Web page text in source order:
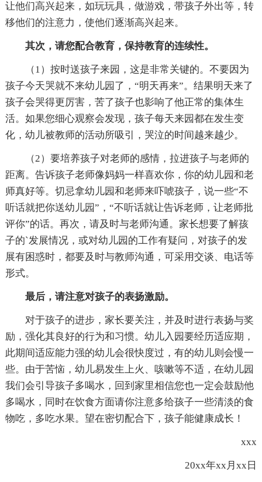
让他们高兴起来，如玩玩具，做游戏，带孩子外出等，转
移他们的注意力，使他们逐渐高兴起来。
其次，请您配合教育，保持教育的连续性。
（1）按时送孩子来园，这是非常关键的。不要因为
孩子今天哭就不来幼儿园了，“明天再来”。结果明天来了
孩子会哭得更厉害，苦了孩子也影响了他正常的集体生
活。如果您细心观察会发现，孩子每天来园都在发生变
化，幼儿被教师的活动所吸引，哭泣的时间越来越少。
（2）要培养孩子对老师的感情，拉进孩子与老师的
距离。告诉孩子老师像妈妈一样喜欢你，你的幼儿园和老
师真好等。切忌拿幼儿园和老师来吓唬孩子，说一些“不
听话就把你送幼儿园”，“不听话就让告诉老师，让老师批
评你”的话。再次，请及时与老师沟通。家长想要了解孩
子的`发展情况，或对幼儿园的工作有疑问，对孩子的发
展有困惑时，都要及时与教师沟通，可采用交谈、电话等
形式。
最后，请注意对孩子的表扬激励。
对于孩子的进步，家长要关注，并及时进行表扬与奖
励，强化其良好的行为和习惯。幼儿入园要经历适应期，
此期间适应能力强的幼儿会很快度过，有的幼儿则会慢一
些。由于苦恼，幼儿易发生上火、咳嗽等不适，在幼儿园
我们会引导孩子多喝水，回到家里相信您也一定会鼓励他
多喝水，同时在饮食方面请你注意多给孩子一些清淡的食
物吃，多吃水果。望在密切配合下，孩子能健康成长！
xxx
20xx年xx月xx日